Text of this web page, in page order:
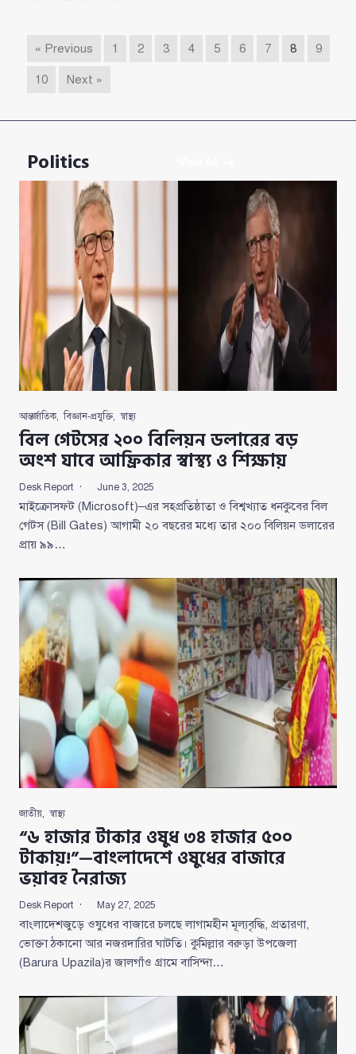
« Previous 1 2 3 4 5 6 7 8 9
10 Next »
Politics
আন্তর্জাতিক,বিজ্ঞান-প্রযুক্তি, স্বাস্থ্য
বিল গেটসের ২০০ বিলিয়ন ডলারের বড়
অংশ যাবে আফ্রিকার স্বাস্থ্য ও শিক্ষায়
Desk Report June 3, 2025
মাইক্রোসফট (Microsoft)–এর সহপ্রতিষ্ঠাতা ও বিশ্বখ্যাত ধনকুবের বিল
গেটস (Bill Gates) আগামী ২০ বছরের মধ্যে তার ২০০ বিলিয়ন ডলারের
প্রায় ৯৯…
জাতীয় স্বাস্থ্য
“৬ হাজার টাকার ওষুধ ৩৪ হাজার ৫০০
টাকায়!”—বাংলাদেশে ওষুধের বাজারে
ভয়াবহ নৈরাজ্য
Desk Report May 27, 2025
বাংলাদেশজুড়ে ওষুধের বাজারে চলছে লাগামহীন মূল্যবৃদ্ধি, প্রতারণা,
ভোক্তা ঠকানো আর নজরদারির ঘাটতি। কুমিল্লার বরুড়া উপজেলা
(Barura Upazila)র জালগাঁও গ্রামে বাসিন্দা…